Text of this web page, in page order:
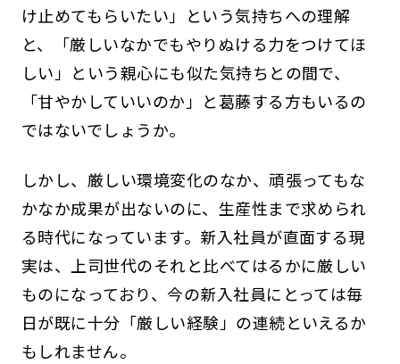
け止めてもらいたい」という気持ちへの理解
と、「厳しいなかでもやりぬける力をつけてほ
しい」という親心にも似た気持ちとの間で、
「甘やかしていいのか」と葛藤する方もいるの
ではないでしょうか。
しかし、厳しい環境変化のなか、頑張ってもな
かなか成果が出ないのに、生産性まで求められ
る時代になっています。新入社員が直面する現
実は、上司世代のそれと比べてはるかに厳しい
ものになっており、今の新入社員にとっては毎
日が既に十分「厳しい経験」の連続といえるか
もしれません。